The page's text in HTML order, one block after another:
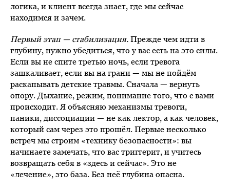
логика, и клиент всегда знает, где мы сейчас
находимся и зачем.
Первый этап — стабилизация. Прежде чем идти в
глубину, нужно убедиться, что у вас есть на это силы.
Если вы не спите третью ночь, если тревога
зашкаливает, если вы на грани — мы не пойдём
раскапывать детские травмы. Сначала — вернуть
опору. Дыхание, режим, понимание того, что с вами
происходит. Я объясняю механизмы тревоги,
паники, диссоциации — не как лектор, а как человек,
который сам через это прошёл. Первые несколько
встреч мы строим «технику безопасности»: вы
начинаете замечать, что вас триггерит, и учитесь
возвращать себя в «здесь и сейчас». Это не
«лечение», это база. Без неё глубина опасна.